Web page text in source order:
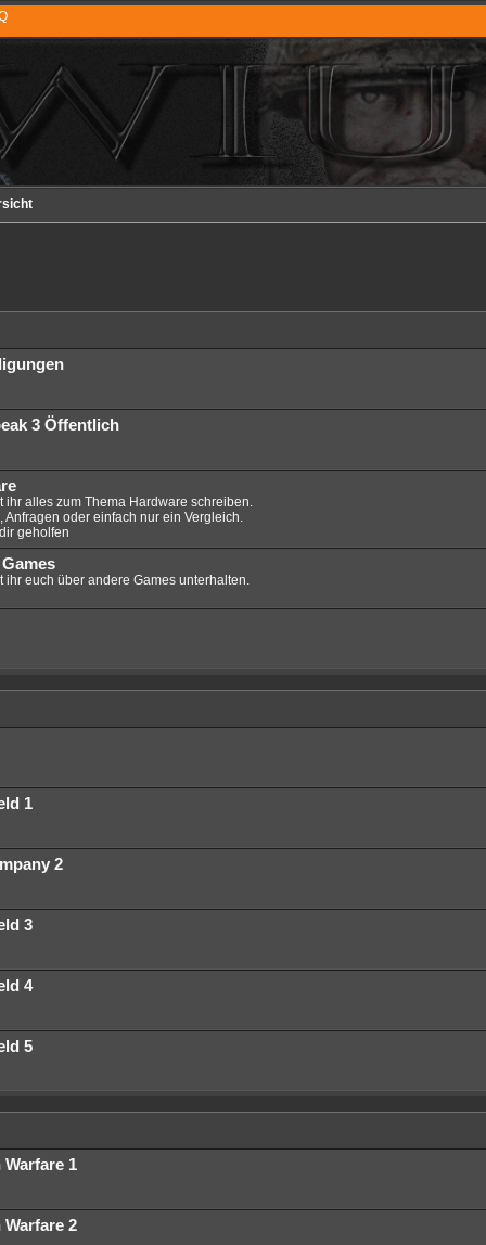
3 Öffentlich
ihr alles zum Thema Hardware schreiben.
Anfragen oder einfach nur ein Vergleich.
geholfen
ihr euch über andere Games unterhalten.
1
2
3
4
5
Warfare 1
Warfare 2